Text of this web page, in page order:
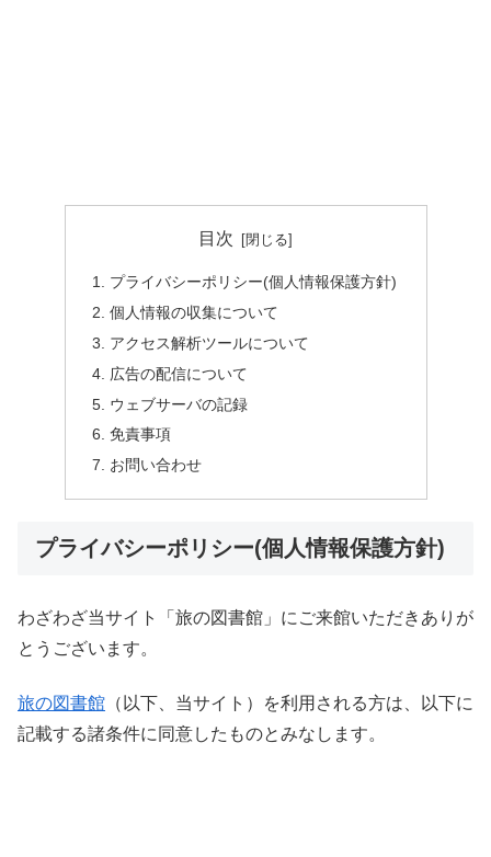
目次
プライバシーポリシー(個人情報保護方針)
個人情報の収集について
アクセス解析ツールについて
広告の配信について
ウェブサーバの記録
免責事項
お問い合わせ
プライバシーポリシー(個人情報保護方針)
わざわざ当サイト「旅の図書館」にご来館いただきありが
とうございます。
旅の図書館 （以下、当サイト）を利用される方は、以下に
記載する諸条件に同意したものとみなします。